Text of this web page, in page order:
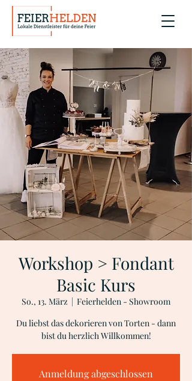
Workshop > Fondant
Basic Kurs
So., 13. März
  |
Feierhelden - Showroom
Du liebst das dekorieren von Torten - dann
bist du herzlich Willkommen!
Anmeldung abgeschlossen